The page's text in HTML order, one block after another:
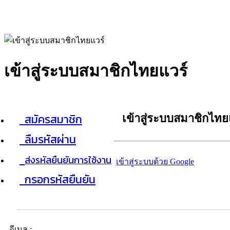
เข้าสู่ระบบสมาชิกไทยแวร์
สมัครสมาชิก
ลืมรหัสผ่าน
ส่งรหัสยืนยันการใช้งาน
กรอกรหัสยืนยัน
เข้าสู่ระบบสมาชิกไท
เข้าสู่ระบบด้วย Google